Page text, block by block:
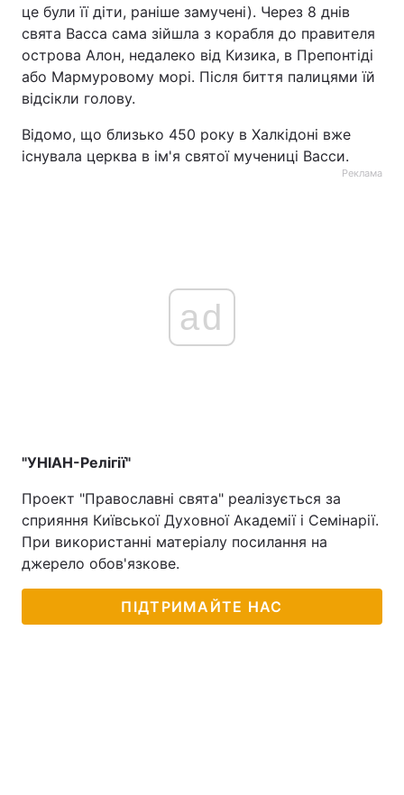
Тема оформлення
це були її діти, раніше замучені). Через 8 днів
свята Васса сама зійшла з корабля до правителя
острова Алон, недалеко від Кизика, в Препонтіді
або Мармуровому морі. Після биття палицями їй
відсікли голову.
Відомо, що близько 450 року в Халкідоні вже
існувала церква в ім'я святої мучениці Васси.
Реклама
ad
"УНІАН-Релігії"
Проект "Православні свята" реалізується за
сприяння Київської Духовної Академії і Семінарії.
При використанні матеріалу посилання на
джерело обов'язкове.
ПІДТРИМАЙТЕ НАС